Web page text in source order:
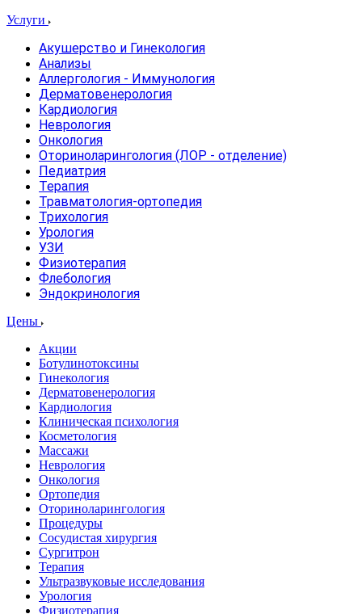
Услуги
Акушерство и Гинекология
Анализы
Аллергология - Иммунология
Дерматовенерология
Кардиология
Неврология
Онкология
Оториноларингология (ЛОР - отделение)
Педиатрия
Терапия
Травматология-ортопедия
Трихология
Урология
УЗИ
Физиотерапия
Флебология
Эндокринология
Цены
Акции
Ботулинотоксины
Гинекология
Дерматовенерология
Кардиология
Клиническая психология
Косметология
Массажи
Неврология
Онкология
Ортопедия
Оториноларингология
Процедуры
Сосудистая хирургия
Сургитрон
Терапия
Ультразвуковые исследования
Урология
Физиотерапия